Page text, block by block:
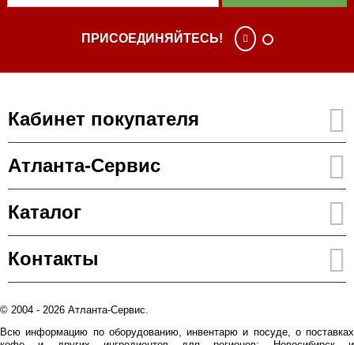
ПРИСОЕДИНЯЙТЕСЬ!
Кабинет покупателя
Атланта-Сервис
Каталог
Контакты
© 2004 - 2026 Атланта-Сервис.
Всю информацию по оборудованию, инвентарю и посуде, о поставках